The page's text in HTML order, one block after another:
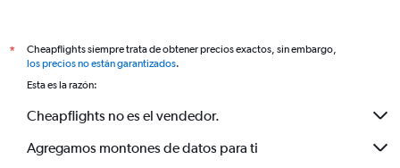
*
Cheapflights siempre trata de obtener precios exactos, sin embargo,
los precios no están garantizados.
Esta es la razón:
Cheapflights no es el vendedor.
Agregamos montones de datos para ti